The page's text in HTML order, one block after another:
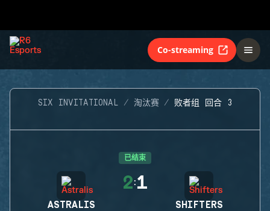
Co-streaming
SIX INVITATIONAL 淘汰赛 败者组 回合 3
已结束
ASTRALIS
2:1
SHIFTERS